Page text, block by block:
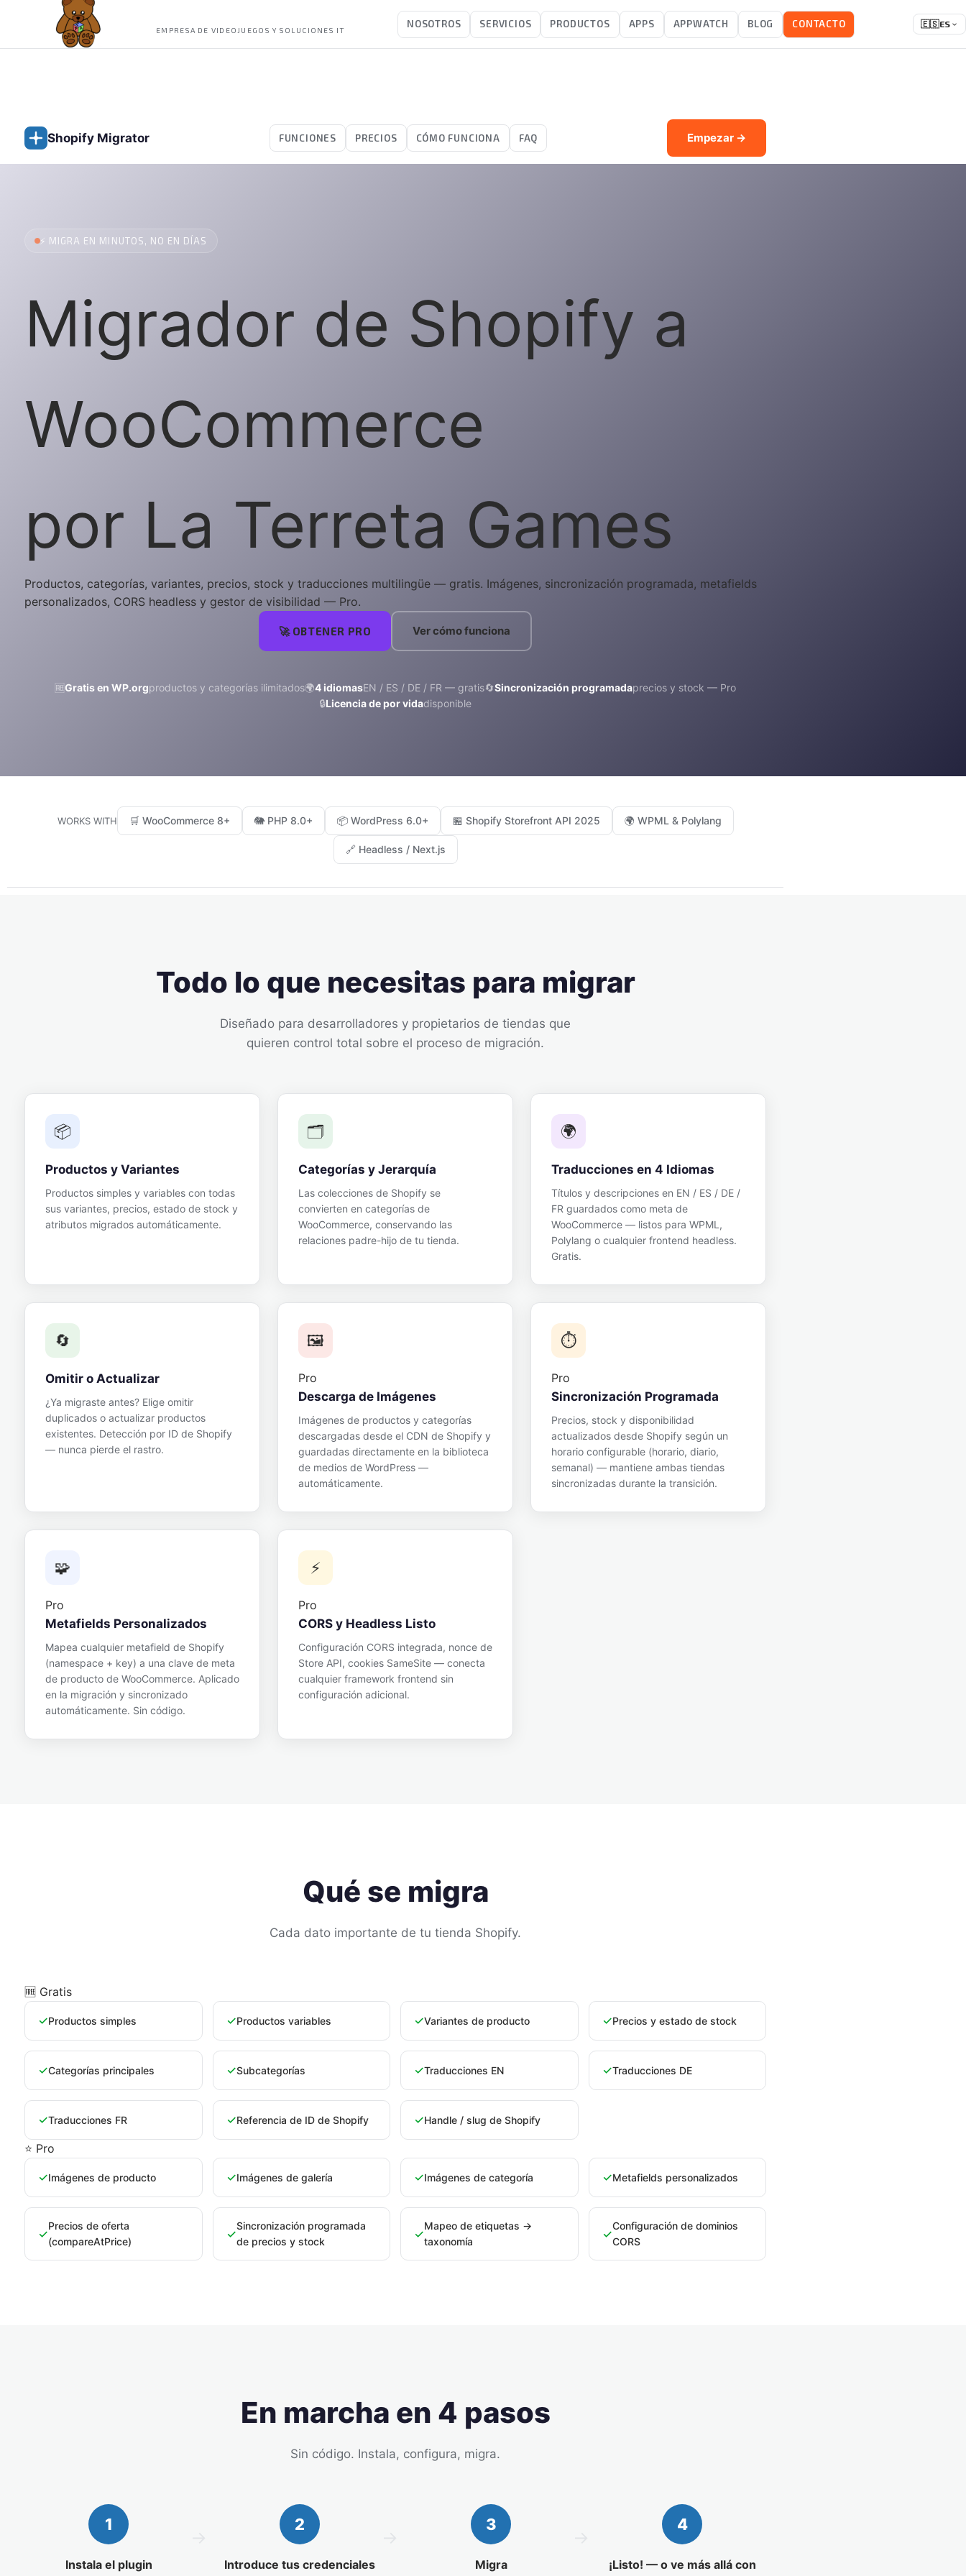
EMPRESA DE VIDEOJUEGOS Y SOLUCIONES IT
NOSOTROS SERVICIOS PRODUCTOS APPS APPWATCH BLOG CONTACTO 🇪🇸ES
Shopify Migrator FUNCIONES PRECIOS CÓMO FUNCIONA FAQ Empezar →
⚡ MIGRA EN MINUTOS, NO EN DÍAS
Migrador de Shopify a
WooCommerce
por La Terreta Games
Productos, categorías, variantes, precios, stock y traducciones multilingüe — gratis. Imágenes, sincronización programada, metafields
personalizados, CORS headless y gestor de visibilidad — Pro.
🚀 OBTENER PRO Ver cómo funciona
🆓Gratis en WP.orgproductos y categorías ilimitados🌍4 idiomasEN / ES / DE / FR — gratis🔄Sincronización programadaprecios y stock — Pro
🔒Licencia de por vidadisponible
WORKS WITH 🛒 WooCommerce 8+ 🐘 PHP 8.0+ 📦 WordPress 6.0+ 🏪 Shopify Storefront API 2025 🌍 WPML & Polylang
🔗 Headless / Next.js
Todo lo que necesitas para migrar
Diseñado para desarrolladores y propietarios de tiendas que
quieren control total sobre el proceso de migración.
📦
Productos y Variantes
Productos simples y variables con todas
sus variantes, precios, estado de stock y
atributos migrados automáticamente.
🗂️
Categorías y Jerarquía
Las colecciones de Shopify se
convierten en categorías de
WooCommerce, conservando las
relaciones padre-hijo de tu tienda.
🌍
Traducciones en 4 Idiomas
Títulos y descripciones en EN / ES / DE /
FR guardados como meta de
WooCommerce — listos para WPML,
Polylang o cualquier frontend headless.
Gratis.
🔄
Omitir o Actualizar
¿Ya migraste antes? Elige omitir
duplicados o actualizar productos
existentes. Detección por ID de Shopify
— nunca pierde el rastro.
🖼️
Pro
Descarga de Imágenes
Imágenes de productos y categorías
descargadas desde el CDN de Shopify y
guardadas directamente en la biblioteca
de medios de WordPress —
automáticamente.
⏱️
Pro
Sincronización Programada
Precios, stock y disponibilidad
actualizados desde Shopify según un
horario configurable (horario, diario,
semanal) — mantiene ambas tiendas
sincronizadas durante la transición.
🧩
Pro
Metafields Personalizados
Mapea cualquier metafield de Shopify
(namespace + key) a una clave de meta
de producto de WooCommerce. Aplicado
en la migración y sincronizado
automáticamente. Sin código.
⚡
Pro
CORS y Headless Listo
Configuración CORS integrada, nonce de
Store API, cookies SameSite — conecta
cualquier framework frontend sin
configuración adicional.
Qué se migra
Cada dato importante de tu tienda Shopify.
🆓 Gratis
✓Productos simples ✓Productos variables ✓Variantes de producto ✓Precios y estado de stock
✓Categorías principales ✓Subcategorías ✓Traducciones EN ✓Traducciones DE
✓Traducciones FR ✓Referencia de ID de Shopify ✓Handle / slug de Shopify
⭐ Pro
✓Imágenes de producto ✓Imágenes de galería ✓Imágenes de categoría ✓Metafields personalizados
✓
Precios de oferta
(compareAtPrice)
✓
Sincronización programada
de precios y stock
✓
Mapeo de etiquetas →
taxonomía
✓
Configuración de dominios
CORS
En marcha en 4 pasos
Sin código. Instala, configura, migra.
1
Instala el plugin
2
Introduce tus credenciales
3
Migra
4
¡Listo! — o ve más allá con